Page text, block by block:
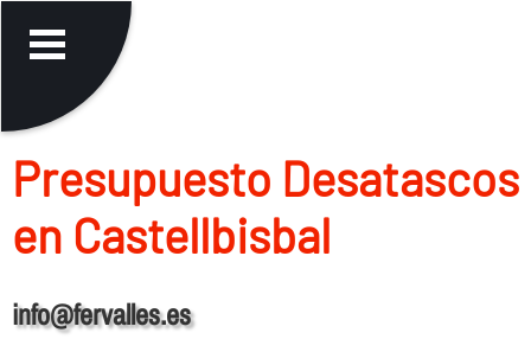
Presupuesto Desatascos
en Castellbisbal
info@fervalles.es